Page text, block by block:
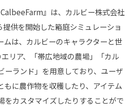
CalbeeFarm』は、カルビー株式会社
供を開始した箱庭シミュレーショ
ムは、カルビーのキャラクターと世
リア、「帯広地域の農場」「カル
ーランド」を用意しており、ユーザ
もに農作物を収穫したり、アイテム
をカスタマイズしたりすることがで